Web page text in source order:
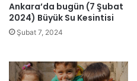
Ankara’da bugün (7 Şubat
2024) Büyük Su Kesintisi
Şubat 7, 2024